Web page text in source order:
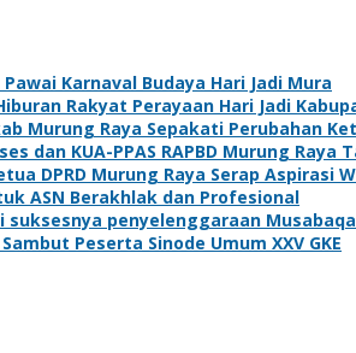
Karnaval Budaya Hari Jadi Mura
Rakyat Perayaan Hari Jadi
Murung Raya Sepakati Perubahan
dan KUA-PPAS RAPBD Murung Raya
DPRD Murung Raya Serap Aspirasi
ASN Berakhlak dan Profesional
suksesnya penyelenggaraan
Peserta Sinode Umum XXV GKE